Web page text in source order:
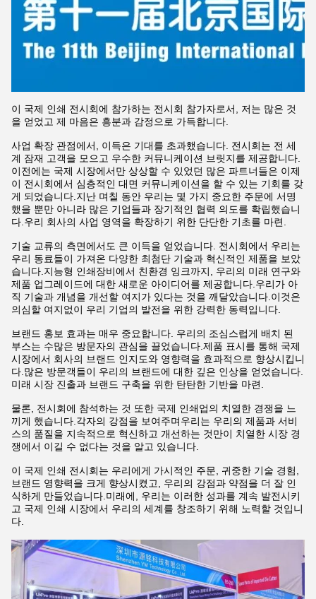
이 국제 인쇄 전시회에 참가하는 전시회 참가자로서, 저는 많은 것
을 얻었고 제 마음은 흥분과 감정으로 가득합니다.
사업 확장 관점에서, 이득은 기대를 초과했습니다. 전시회는 전 세
계 잠재 고객을 모으고 우수한 커뮤니케이션 브릿지를 제공합니다.
이전에는 국제 시장에서만 상상할 수 있었던 많은 파트너들은 이제
이 전시회에서 심층적인 대면 커뮤니케이션을 할 수 있는 기회를 갖
게 되었습니다.지난 며칠 동안 우리는 몇 가지 중요한 주문에 서명
했을 뿐만 아니라 많은 기업들과 장기적인 협력 의도를 확립했습니
다.우리 회사의 사업 영역을 확장하기 위한 단단한 기초를 마련.
기술 교류의 측면에서도 큰 이득을 얻었습니다. 전시회에서 우리는
우리 동료들이 가져온 다양한 최첨단 기술과 혁신적인 제품을 보았
습니다.지능형 인쇄장비에서 친환경 잉크까지, 우리의 미래 연구와
제품 업그레이드에 대한 새로운 아이디어를 제공합니다.우리가 아
직 기술과 개념을 개선할 여지가 있다는 것을 깨달았습니다.이것은
의심할 여지없이 우리 기업의 발전을 위한 강력한 동력입니다.
브랜드 홍보 효과는 매우 중요합니다. 우리의 조심스럽게 배치 된
부스는 수많은 방문자의 관심을 끌었습니다.제품 표시를 통해 국제
시장에서 회사의 브랜드 인지도와 영향력을 효과적으로 향상시킵니
다.많은 방문객들이 우리의 브랜드에 대한 깊은 인상을 얻었습니다.
미래 시장 진출과 브랜드 구축을 위한 탄탄한 기반을 마련.
물론, 전시회에 참석하는 것 또한 국제 인쇄업의 치열한 경쟁을 느
끼게 했습니다.각자의 강점을 보여주며우리는 우리의 제품과 서비
스의 품질을 지속적으로 혁신하고 개선하는 것만이 치열한 시장 경
쟁에서 이길 수 없다는 것을 알고 있습니다.
이 국제 인쇄 전시회는 우리에게 가시적인 주문, 귀중한 기술 경험,
브랜드 영향력을 크게 향상시켰고, 우리의 강점과 약점을 더 잘 인
식하게 만들었습니다.미래에, 우리는 이러한 성과를 계속 발전시키
고 국제 인쇄 시장에서 우리의 세계를 창조하기 위해 노력할 것입니
다.